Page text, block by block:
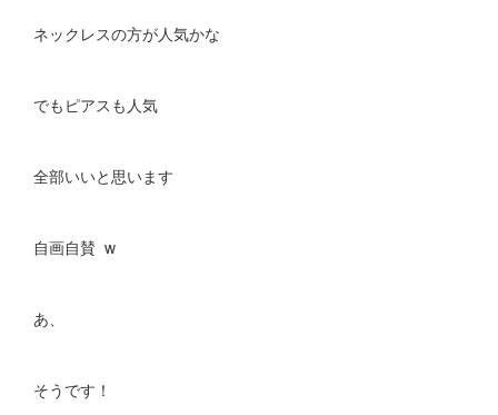
ネックレスの方が人気かな
でもピアスも人気
全部いいと思います
自画自賛 w
あ、
そうです！